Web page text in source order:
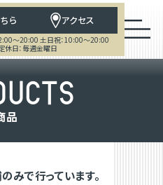
ら アクセス
～20:00 土日祝：10:00～20:00
休日：毎週金曜日
UCTS
品
みで行っています。